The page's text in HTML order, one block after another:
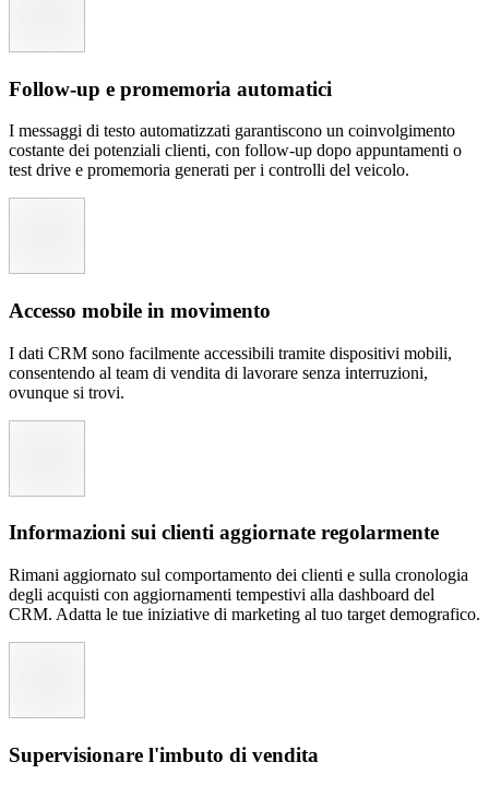
Follow-up e promemoria automatici
I messaggi di testo automatizzati garantiscono un coinvolgimento
costante dei potenziali clienti, con follow-up dopo appuntamenti o
test drive e promemoria generati per i controlli del veicolo.
Accesso mobile in movimento
I dati CRM sono facilmente accessibili tramite dispositivi mobili,
consentendo al team di vendita di lavorare senza interruzioni,
ovunque si trovi.
Informazioni sui clienti aggiornate regolarmente
Rimani aggiornato sul comportamento dei clienti e sulla cronologia
degli acquisti con aggiornamenti tempestivi alla dashboard del
CRM. Adatta le tue iniziative di marketing al tuo target demografico.
Supervisionare l'imbuto di vendita